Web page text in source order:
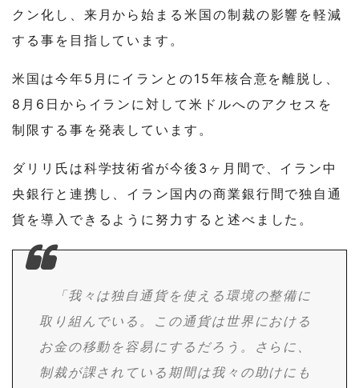
クン化し、来月から始まる米国の制裁の影響を軽減
する事を目指しています。
米国は今年5月にイランとの15年核合意を離脱し、
8月6日からイランに対して米ドルへのアクセスを
制限する事を発表しています。
ダリリ氏は科学技術省が今後3ヶ月間で、イラン中
央銀行と連携し、イラン国内の商業銀行間で独自通
貨を導入できるように努力すると述べました。
「我々は独自通貨を使える環境の整備に
取り組んでいる。この通貨は世界における
お金の移動を容易にするだろう。さらに、
制裁が課されている期間は我々の助けにも